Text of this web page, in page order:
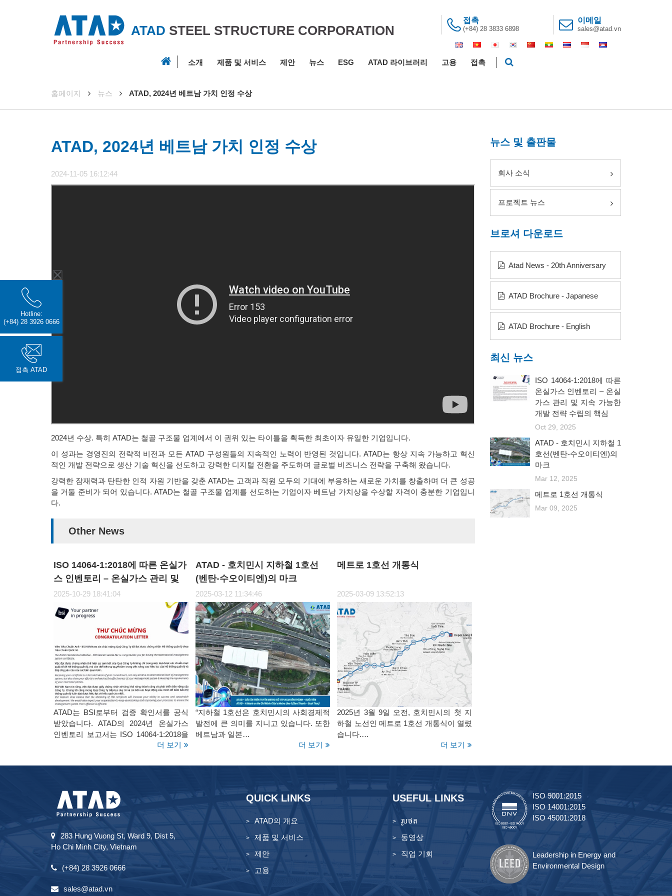
ATAD STEEL STRUCTURE CORPORATION
접촉
(+84) 28 3833 6898
이메일
sales@atad.vn
소개 제품 및 서비스 제안 뉴스 ESG ATAD 라이브러리 고용 접촉
훔페이지 뉴스 ATAD, 2024년 베트남 가치 인정 수상
ATAD, 2024년 베트남 가치 인정 수상
2024-11-05 16:12:44
2024년 수상. 특히 ATAD는 철골 구조물 업계에서 이 권위 있는 타이틀을 획득한 최초이자 유일한 기업입니다.
이 성과는 경영진의 전략적 비전과 모든 ATAD 구성원들의 지속적인 노력이 반영된 것입니다. ATAD는 항상 지속 가능하고 혁신
적인 개발 전략으로 생산 기술 혁신을 선도하고 강력한 디지털 전환을 주도하며 글로벌 비즈니스 전략을 구축해 왔습니다.
강력한 잠재력과 탄탄한 인적 자원 기반을 갖춘 ATAD는 고객과 직원 모두의 기대에 부응하는 새로운 가치를 창출하며 더 큰 성공
을 거둘 준비가 되어 있습니다. ATAD는 철골 구조물 업계를 선도하는 기업이자 베트남 가치상을 수상할 자격이 충분한 기업입니
다.
Other News
ISO 14064-1:2018에 따른 온실가
스 인벤토리 – 온실가스 관리 및
지속 가능한 개발 전략 수립의 핵
심
2025-10-29 18:41:04
ATAD는 BSI로부터 검증 확인서를 공식
받았습니다. ATAD의 2024년 온실가스
인벤토리 보고서는 ISO 14064-1:2018을
더 보기
ATAD - 호치민시 지하철 1호선
(벤탄-수오이티엔)의 마크
2025-03-12 11:34:46
“지하철 1호선은 호치민시의 사회경제적
발전에 큰 의미를 지니고 있습니다. 또한
베트남과 일본…
더 보기
메트로 1호선 개통식
2025-03-09 13:52:13
2025년 3월 9일 오전, 호치민시의 첫 지
하철 노선인 메트로 1호선 개통식이 열렸
습니다.…
더 보기
뉴스 및 출판물
회사 소식
프로젝트 뉴스
브로셔 다운로드
Atad News - 20th Anniversary
ATAD Brochure - Japanese
ATAD Brochure - English
최신 뉴스
ISO 14064-1:2018에 따른
온실가스 인벤토리 – 온실
가스 관리 및 지속 가능한
개발 전략 수립의 핵심
Oct 29, 2025
ATAD - 호치민시 지하철 1
호선(벤탄-수오이티엔)의
마크
Mar 12, 2025
메트로 1호선 개통식
Mar 09, 2025
283 Hung Vuong St, Ward 9, Dist 5,
Ho Chi Minh City, Vietnam
(+84) 28 3926 0666
sales@atad.vn
QUICK LINKS
ATAD의 개요
제품 및 서비스
제안
고용
USEFUL LINKS
រូបថត
동영상
직업 기회
ISO 9001:2015
ISO 14001:2015
ISO 45001:2018
Leadership in Energy and
Environmental Design
Hotline:
(+84) 28 3926 0666
접촉 ATAD